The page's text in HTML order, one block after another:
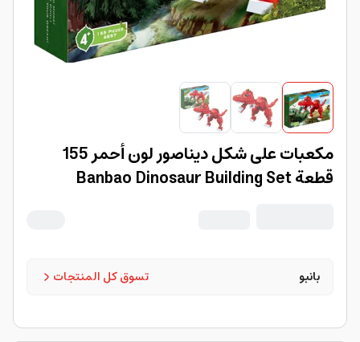
مكعبات على شكل ديناصور لون أحمر 155
قطعة Banbao Dinosaur Building Set
تسوق كل المنتجات بانبو